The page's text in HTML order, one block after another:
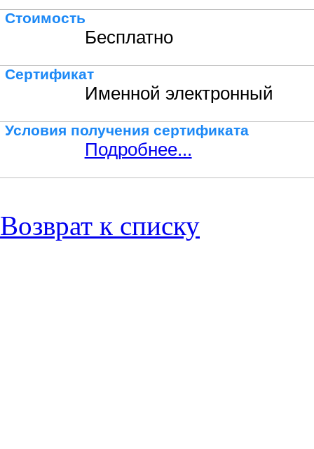
Стоимость
Бесплатно
Сертификат
Именной электронный
Условия получения сертификата
Подробнее...
Возврат к списку